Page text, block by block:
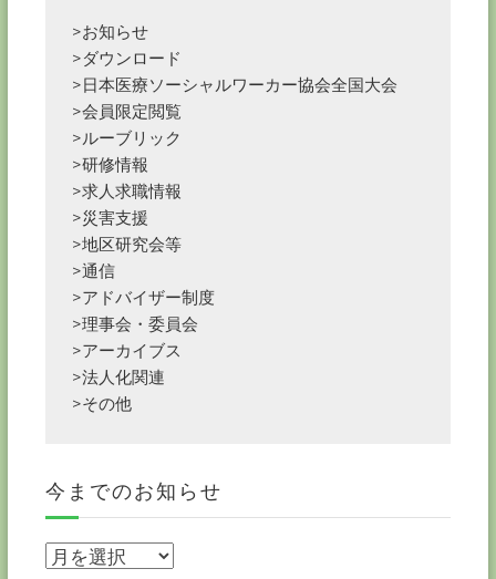
>お知らせ
>ダウンロード
>日本医療ソーシャルワーカー協会全国大会
>会員限定閲覧
>ルーブリック
>研修情報
>求人求職情報
>災害支援
>地区研究会等
>通信
>アドバイザー制度
>理事会・委員会
>アーカイブス
>法人化関連
>その他
今までのお知らせ
今